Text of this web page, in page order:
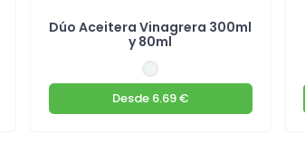
Dúo Aceitera Vinagrera 300ml
y 80ml
Desde 6.69 €